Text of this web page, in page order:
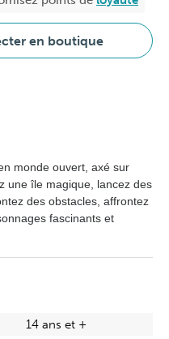
en boutique
monde ouvert, axé sur
une île magique, lancez des
des obstacles, affrontez
fascinants et
14 ans et +